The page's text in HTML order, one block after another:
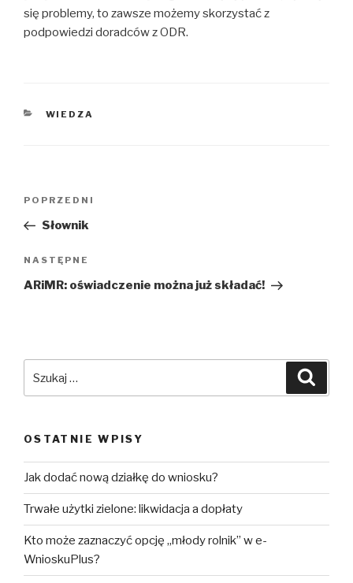
się problemy, to zawsze możemy skorzystać z
podpowiedzi doradców z ODR.
KATEGORIE
WIEDZA
Poprzedni
wpis
POPRZEDNI
Słownik
Następny
wpis
NASTĘPNE
ARiMR: oświadczenie można już składać!
OSTATNIE WPISY
Jak dodać nową działkę do wniosku?
Trwałe użytki zielone: likwidacja a dopłaty
Kto może zaznaczyć opcję „młody rolnik” w e-
WnioskuPlus?